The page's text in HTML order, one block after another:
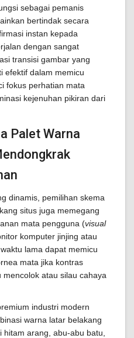
sebagai pemanis
bertindak secara
instan kepada
dengan sangat
transisi gambar yang
efektif dalam memicu
fokus perhatian mata
kejenuhan pikiran dari
Palet Warna
dinamis, pemilihan skema
situs juga memegang
mata pengguna (visual
komputer jinjing atau
lama dapat memicu
mata jika kontras
atau silau cahaya
industri modern
warna latar belakang
arang, abu-abu batu,